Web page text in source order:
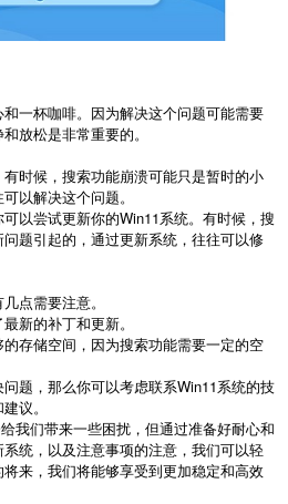
一杯咖啡。因为解决这个问题可能需要
放松是非常重要的。
时候，搜索功能崩溃可能只是暂时的小
以解决这个问题。
以尝试更新你的Win11系统。有时候，搜
题引起的，通过更新系统，往往可以修
点需要注意。
新的补丁和更新。
存储空间，因为搜索功能需要一定的空
题，那么你可以考虑联系Win11系统的技
议。
我们带来一些困扰，但通过准备好耐心和
统，以及注意事项的注意，我们可以轻
来，我们将能够享受到更加稳定和高效